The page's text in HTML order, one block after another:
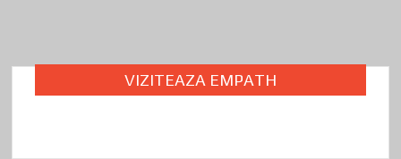
k
VIZITEAZA EMPATH